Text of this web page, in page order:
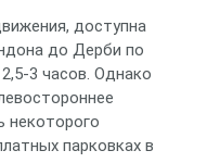
доступна
до Дерби по
3 часов. Однако
некоторого
парковках в